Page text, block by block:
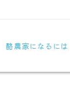
酪農家になるには